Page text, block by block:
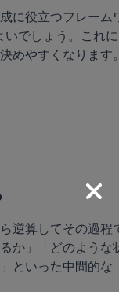
に役立つフレーム
いでしょう。これに
めやすくなります
逆算してその過程
か」「どのような
といった中間的な